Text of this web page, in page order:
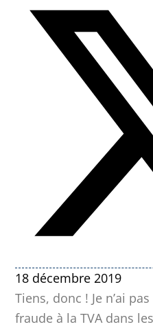
18 décembre 2019
Tiens, donc ! Je n’ai
fraude à la TVA dans